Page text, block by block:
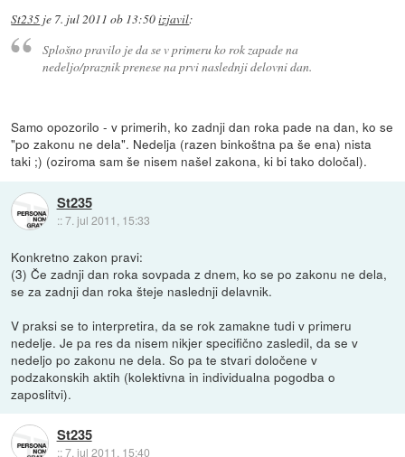
St235 je 7. jul 2011 ob 13:50izjavil:
Splošno pravilo je da se v primeru ko rok zapade na
nedeljo/praznik prenese na prvi naslednji delovni dan.
Samo opozorilo - v primerih, ko zadnji dan roka pade na dan, ko se
"po zakonu ne dela". Nedelja (razen binkoštna pa še ena) nista
taki ;) (oziroma sam še nisem našel zakona, ki bi tako določal).
St235
::7. jul 2011, 15:33
Konkretno zakon pravi:
(3) Če zadnji dan roka sovpada z dnem, ko se po zakonu ne dela,
se za zadnji dan roka šteje naslednji delavnik.
V praksi se to interpretira, da se rok zamakne tudi v primeru
nedelje. Je pa res da nisem nikjer specifično zasledil, da se v
nedeljo po zakonu ne dela. So pa te stvari določene v
podzakonskih aktih (kolektivna in individualna pogodba o
zaposlitvi).
St235
::7. jul 2011, 15:40